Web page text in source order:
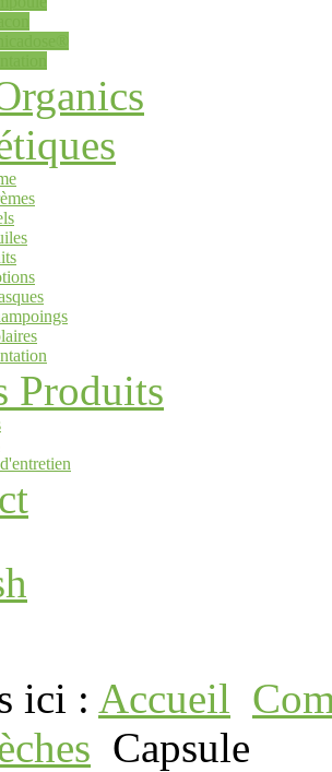
Produits
ici : Accueil
Capsule